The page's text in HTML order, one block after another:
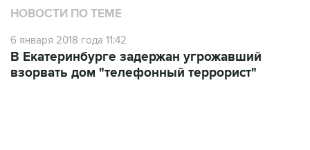
НОВОСТИ ПО ТЕМЕ
6 января 2018 года 11:42
В Екатеринбурге задержан угрожавший
взорвать дом "телефонный террорист"